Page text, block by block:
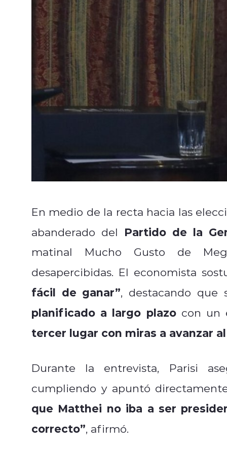
En medio de la recta hacia las
abanderado del Partido de la
matinal Mucho Gusto de
desapercibidas. El economista
fácil de ganar”, destacando
planificado a largo plazocon un
tercer lugar con miras a avanzar
Durante la entrevista, Parisi
cumpliendo y apuntó
que Matthei no iba a ser
correcto”, afirmó.